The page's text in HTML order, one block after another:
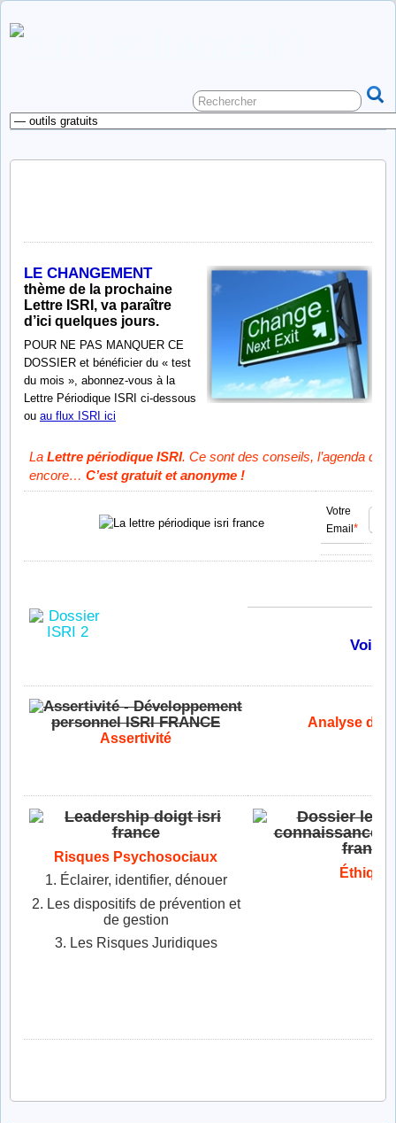
LE CHANGEMENT
thème de la prochaine
Lettre ISRI, va paraître
d’ici quelques jours.
POUR NE PAS MANQUER CE
DOSSIER et bénéficier du « test
du mois », abonnez-vous à la
Lettre Périodique ISRI ci-dessous
ou au flux ISRI ici
La Lettre périodique ISRI. Ce sont des conseils, l’agenda
encore… C’est gratuit et anonyme !
Votre
Email*
Voir
Assertivité
Analyse des
Risques Psychosociaux
1. Éclairer, identifier, dénouer
2. Les dispositifs de prévention et
de gestion
3. Les Risques Juridiques
Éthique